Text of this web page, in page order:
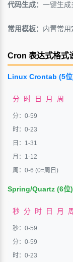
代码生成： 一键生成
常用模板： 内置常用
Cron 表达式格式
Linux Crontab (5
分 时 日 月 周
分：0-59
时：0-23
日：1-31
月：1-12
周：0-6 (0=周日)
Spring/Quartz (6位)
秒 分 时 日 月
秒：0-59
分：0-59
时：0-23